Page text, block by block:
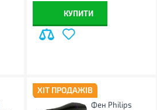
КУПИТИ
ХІТ ПРОДАЖІВ
Фен Philips